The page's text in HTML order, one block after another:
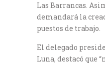
Las Barrancas.
demandará la
puestos de trabajo.
El delegado
Luna, destacó que